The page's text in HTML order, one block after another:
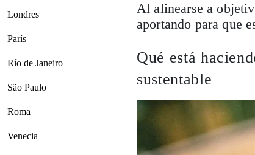
Londres
París
Río de Janeiro
São Paulo
Roma
Venecia
Al alinearse a
aportando para que
Qué está
sustentable